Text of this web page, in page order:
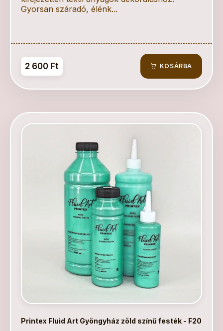
Gyorsan száradó, élénk...
2 600 Ft KOSÁRBA
Printex Fluid Art Gyöngyház zöld színű festék - F20